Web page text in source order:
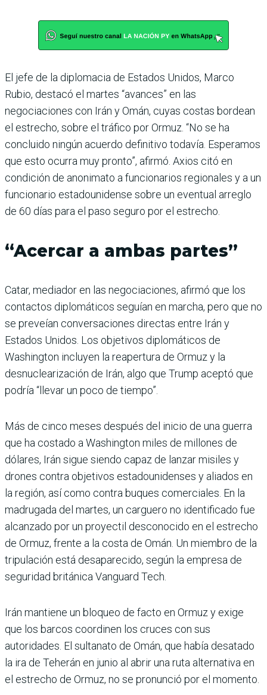
El jefe de la diplomacia de Estados Unidos, Marco
Rubio, destacó el martes “avances” en las
negociaciones con Irán y Omán, cuyas costas bordean
el estrecho, sobre el tráfico por Ormuz. “No se ha
concluido ningún acuerdo definitivo todavía. Esperamos
que esto ocurra muy pronto”, afirmó. Axios citó en
condición de anonimato a funcionarios regionales y a un
funcionario estadounidense sobre un eventual arreglo
de 60 días para el paso seguro por el estrecho.
“Acercar a ambas partes”
Catar, mediador en las negociaciones, afirmó que los
contactos diplomáticos seguían en marcha, pero que no
se preveían conversaciones directas entre Irán y
Estados Unidos. Los objetivos diplomáticos de
Washington incluyen la reapertura de Ormuz y la
desnuclearización de Irán, algo que Trump aceptó que
podría “llevar un poco de tiempo”.
Más de cinco meses después del inicio de una guerra
que ha costado a Washington miles de millones de
dólares, Irán sigue siendo capaz de lanzar misiles y
drones contra objetivos estadounidenses y aliados en
la región, así como contra buques comerciales. En la
madrugada del martes, un carguero no identificado fue
alcanzado por un proyectil desconocido en el estrecho
de Ormuz, frente a la costa de Omán. Un miembro de la
tripulación está desaparecido, según la empresa de
seguridad británica Vanguard Tech.
Irán mantiene un bloqueo de facto en Ormuz y exige
que los barcos coordinen los cruces con sus
autoridades. El sultanato de Omán, que había desatado
la ira de Teherán en junio al abrir una ruta alternativa en
el estrecho de Ormuz, no se pronunció por el momento.